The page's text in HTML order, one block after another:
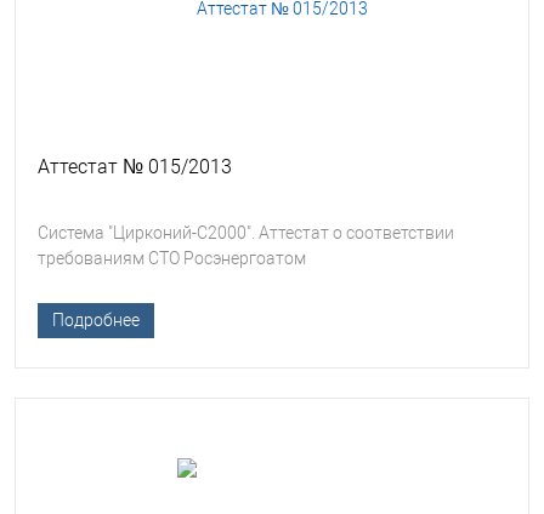
Аттестат № 015/2013
Система "Цирконий-С2000". Аттестат о соответствии
требованиям СТО Росэнергоатом
Подробнее